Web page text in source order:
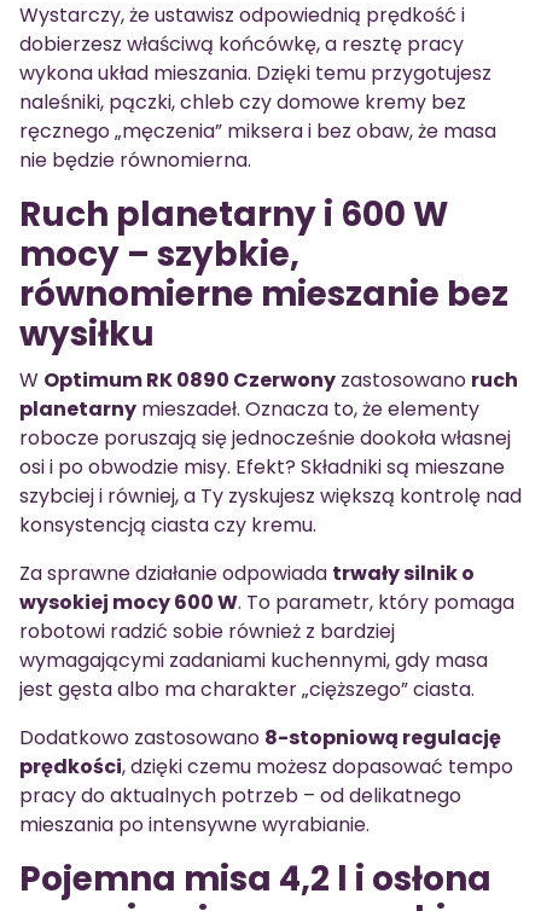
Wystarczy, że ustawisz odpowiednią prędkość i
dobierzesz właściwą końcówkę, a resztę pracy
wykona układ mieszania. Dzięki temu przygotujesz
naleśniki, pączki, chleb czy domowe kremy bez
ręcznego „męczenia” miksera i bez obaw, że masa
nie będzie równomierna.
Ruch planetarny i 600 W
mocy – szybkie,
równomierne mieszanie bez
wysiłku
W Optimum RK 0890 Czerwony zastosowano ruch
planetarny mieszadeł. Oznacza to, że elementy
robocze poruszają się jednocześnie dookoła własnej
osi i po obwodzie misy. Efekt? Składniki są mieszane
szybciej i równiej, a Ty zyskujesz większą kontrolę nad
konsystencją ciasta czy kremu.
Za sprawne działanie odpowiada trwały silnik o
wysokiej mocy 600 W. To parametr, który pomaga
robotowi radzić sobie również z bardziej
wymagającymi zadaniami kuchennymi, gdy masa
jest gęsta albo ma charakter „cięższego” ciasta.
Dodatkowo zastosowano 8-stopniową regulację
prędkości, dzięki czemu możesz dopasować tempo
pracy do aktualnych potrzeb – od delikatnego
mieszania po intensywne wyrabianie.
Pojemna misa 4,2 l i osłona